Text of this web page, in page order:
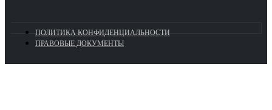
ПОЛИТИКА КОНФИДЕНЦИАЛЬНОСТИ
ПРАВОВЫЕ ДОКУМЕНТЫ